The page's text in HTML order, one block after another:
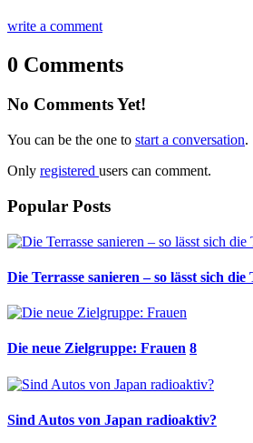
write a comment
0 Comments
No Comments Yet!
You can be the one to start a conversation.
Only registered users can comment.
Popular Posts
Die Terrasse sanieren – so lässt sich
Die neue Zielgruppe: Frauen 8
Sind Autos von Japan radioaktiv?